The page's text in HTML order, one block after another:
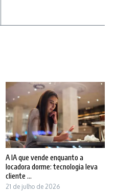
A IA que vende enquanto a
locadora dorme: tecnologia leva
cliente ...
21 de julho de 2026